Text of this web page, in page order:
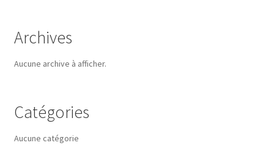
Archives
Aucune archive à afficher.
Catégories
Aucune catégorie